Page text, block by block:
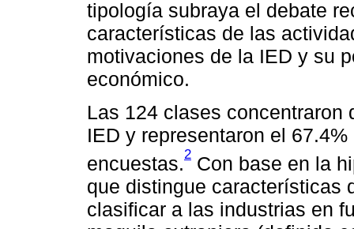
tipología subraya el debate
características de las
motivaciones de la IED y su
económico.
Las 124 clases concentraron
IED y representaron el
encuestas.2 Con base en la
que distingue características
clasificar a las industrias en